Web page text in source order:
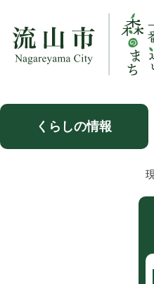
くらしの情報